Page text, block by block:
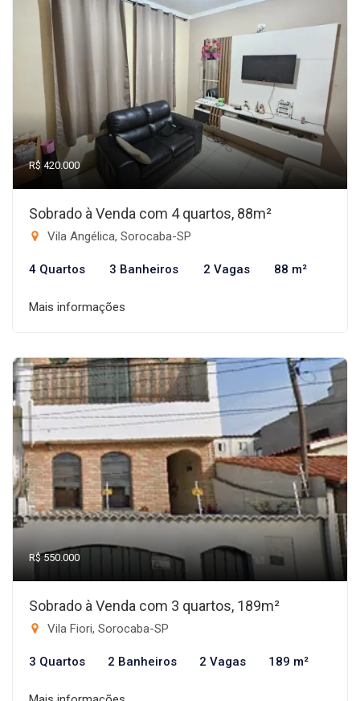
R$ 420.000
Sobrado à Venda com 4 quartos, 88m²
Vila Angélica, Sorocaba-SP
4 Quartos 3 Banheiros 2 Vagas 88 m²
Mais informações
R$ 550.000
Sobrado à Venda com 3 quartos, 189m²
Vila Fiori, Sorocaba-SP
3 Quartos 2 Banheiros 2 Vagas 189 m²